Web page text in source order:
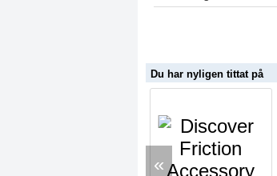
Du har nyligen tittat på
«